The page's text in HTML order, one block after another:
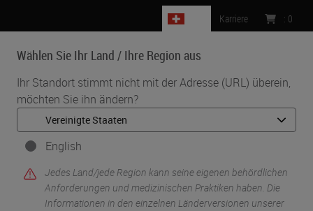
Wählen Sie Ihr Land / Ihre Region aus
Ihr Standort stimmt nicht mit der Adresse (URL) überein,
möchten Sie ihn ändern?
English
Jedes Land/jede Region kann seine eigenen behördlichen
Anforderungen und medizinischen Praktiken haben. Die
Informationen in den einzelnen Länderversionen unserer
Karriere : 0
MENU